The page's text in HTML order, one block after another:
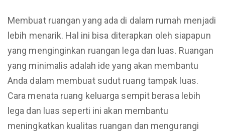
Membuat ruangan yang ada di dalam rumah menjadi
lebih menarik. Hal ini bisa diterapkan oleh siapapun
yang menginginkan ruangan lega dan luas. Ruangan
yang minimalis adalah ide yang akan membantu
Anda dalam membuat sudut ruang tampak luas.
Cara menata ruang keluarga sempit berasa lebih
lega dan luas seperti ini akan membantu
meningkatkan kualitas ruangan dan mengurangi